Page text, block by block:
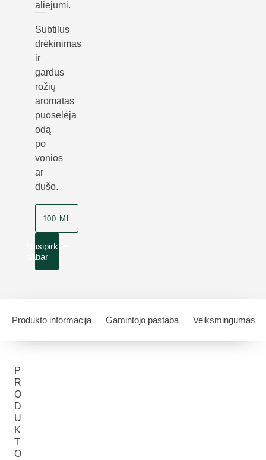
aliejumi.
Subtilus
drėkinimas
ir
gardus
rožių
aromatas
puoselėja
odą
po
vonios
ar
dušo.
100 ML
Nusipirkite
dabar
Produkto informacija Gamintojo pastaba Veiksmingumas
P
R
O
D
U
K
T
O